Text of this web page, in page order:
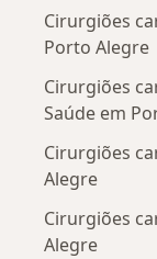
Cirurgiões
Porto Alegre
Cirurgiões
Saúde em
Cirurgiões
Alegre
Cirurgiões
Alegre